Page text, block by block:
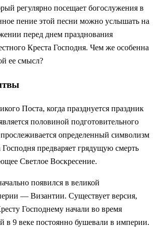
регулярно посещает богослужения в
пение этой песни можно услышать на
перед днем празднования
Креста Господня. Чем же особенна
ее смысл?
Поста, когда празднуется праздник
половиной подготовительного
определенный символизм
предваряет грядущую смерть
Светлое Воскресение.
появился в великой
— Византии. Существует версия,
Господнему начали во время
в 9 веке постоянно бушевали в империи.